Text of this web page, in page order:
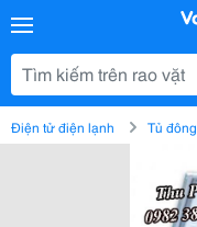
Điện tử điện lạnh Tủ đông